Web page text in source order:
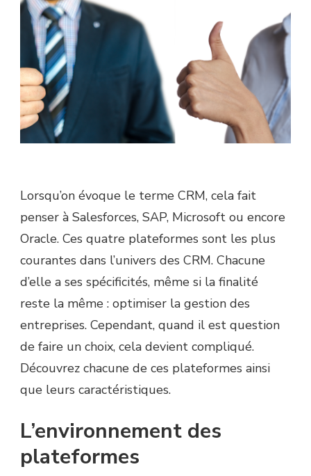
Lorsqu’on évoque le terme CRM, cela fait
penser à Salesforces, SAP, Microsoft ou encore
Oracle. Ces quatre plateformes sont les plus
courantes dans l’univers des CRM. Chacune
d’elle a ses spécificités, même si la finalité
reste la même : optimiser la gestion des
entreprises. Cependant, quand il est question
de faire un choix, cela devient compliqué.
Découvrez chacune de ces plateformes ainsi
que leurs caractéristiques.
L’environnement des
plateformes